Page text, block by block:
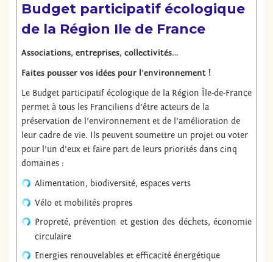
Budget participatif écologique
de la Région Ile de France
Associations, entreprises, collectivités…
Faites pousser vos idées pour l’environnement !
Le Budget participatif écologique de la Région Île-de-France
permet à tous les Franciliens d’être acteurs de la
préservation de l’environnement et de l’amélioration de
leur cadre de vie. Ils peuvent soumettre un projet ou voter
pour l’un d’eux et faire part de leurs priorités dans cinq
domaines :
Alimentation, biodiversité, espaces verts
Vélo et mobilités propres
Propreté, prévention et gestion des déchets, économie
circulaire
Energies renouvelables et efficacité énergétique